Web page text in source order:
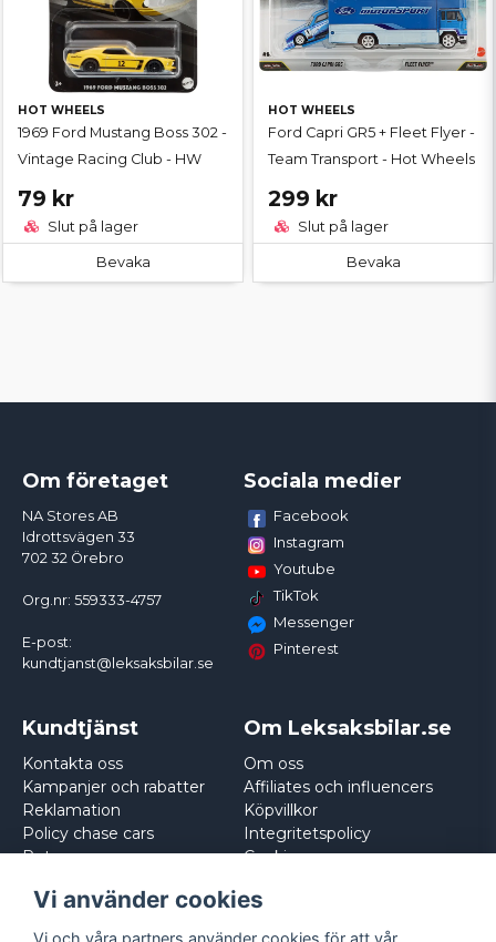
HOT WHEELS
1969 Ford Mustang Boss 302 -
Vintage Racing Club - HW
79 kr
Slut på lager
Bevaka
HOT WHEELS
Ford Capri GR5 + Fleet Flyer -
Team Transport - Hot Wheels
299 kr
Slut på lager
Bevaka
Om företaget
NA Stores AB
Idrottsvägen 33
702 32 Örebro
Org.nr: 559333-4757
E-post:
kundtjanst@leksaksbilar.se
Sociala medier
Facebook
Instagram
Youtube
TikTok
Messenger
Pinterest
Kundtjänst
Kontakta oss
Kampanjer och rabatter
Reklamation
Policy chase cars
Returnera
Om Leksaksbilar.se
Om oss
Affiliates och influencers
Köpvillkor
Integritetspolicy
Cookies
Vi använder cookies
Vi och våra partners använder cookies för att vår